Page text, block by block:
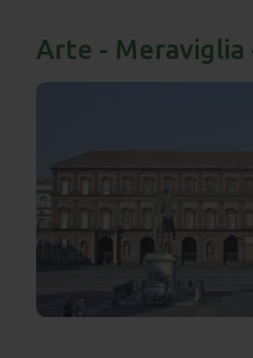
Arte - Meraviglia